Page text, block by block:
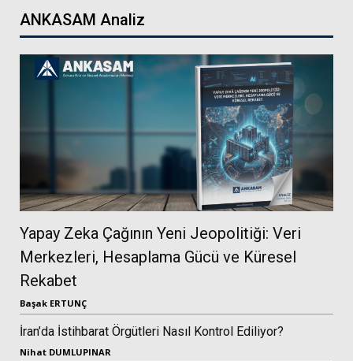
ANKASAM Analiz
Yapay Zeka Çağının Yeni Jeopolitiği: Veri
Merkezleri, Hesaplama Gücü ve Küresel
Rekabet
Başak ERTUNÇ
İran’da İstihbarat Örgütleri Nasıl Kontrol Ediliyor?
Nihat DUMLUPINAR